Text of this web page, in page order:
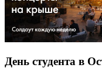
День студента в